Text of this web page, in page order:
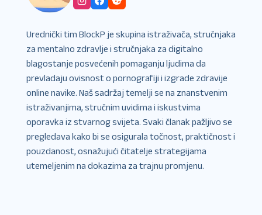
Urednički tim BlockP je skupina istraživača, stručnjaka
za mentalno zdravlje i stručnjaka za digitalno
blagostanje posvećenih pomaganju ljudima da
prevladaju ovisnost o pornografiji i izgrade zdravije
online navike. Naš sadržaj temelji se na znanstvenim
istraživanjima, stručnim uvidima i iskustvima
oporavka iz stvarnog svijeta. Svaki članak pažljivo se
pregledava kako bi se osigurala točnost, praktičnost i
pouzdanost, osnažujući čitatelje strategijama
utemeljenim na dokazima za trajnu promjenu.